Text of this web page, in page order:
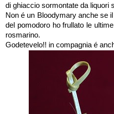
di ghiaccio sormontate da liquori
Non é un Bloodymary anche se
del pomodoro ho frullato le
rosmarino.
Godetevelo!! in compagnia é